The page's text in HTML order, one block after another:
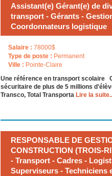
Assistant(e) Gérant(e) de
transport - Gérants -
Coordonnateurs logistique
Salaire : 78000$
Type de poste : Permanent
Ville : Pointe-Claire
Une référence en transport scolaire
sécuritaire de plus de 5 millions
Transco, Total Transporta Lire la
RESPONSABLE DE
CONSTRUCTION (TROIS-
- Transport - Cadres -
Superviseurs - Techniciens